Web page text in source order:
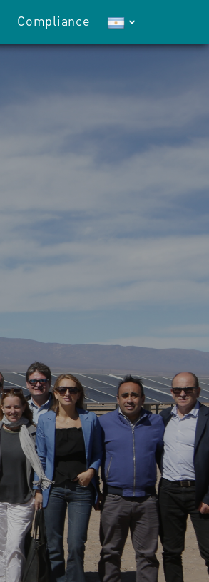
Compliance